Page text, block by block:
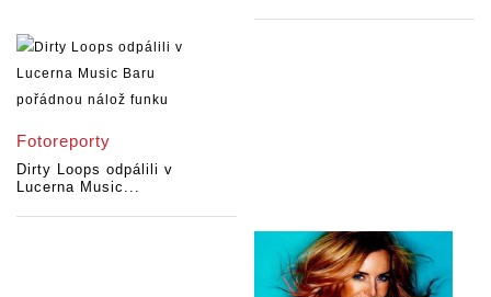
Fotoreporty
Dirty Loops odpálili v
Lucerna Music...